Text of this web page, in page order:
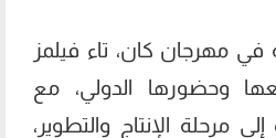
في مهرجان كان، تاء فيلمز
وحضورها الدولي، مع
مرحلة الإنتاج والتطوير،